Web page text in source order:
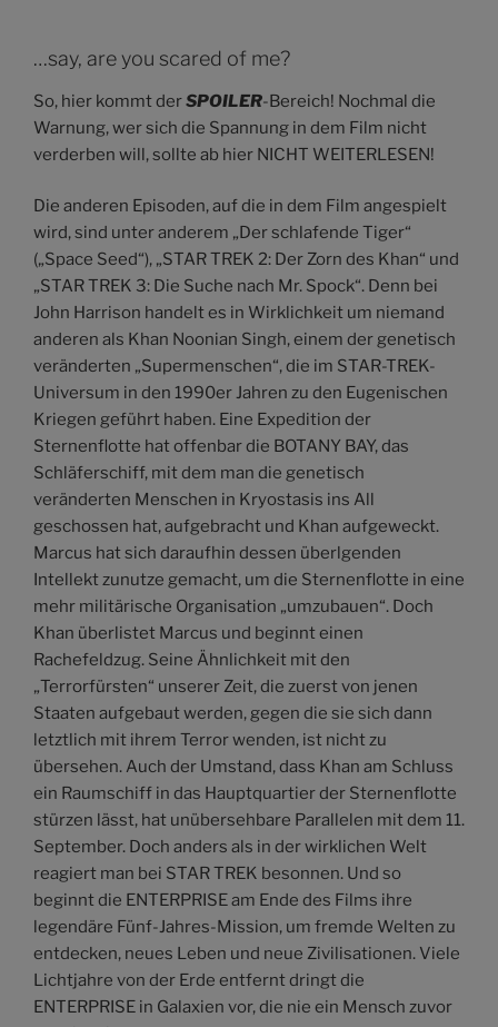
…say, are you scared of me?
So, hier kommt derSPOILER-Bereich! Nochmal die
Warnung, wer sich die Spannung in dem Film nicht
verderben will, sollte ab hier NICHT WEITERLESEN!
Die anderen Episoden, auf die in dem Film angespielt
wird, sind unter anderem „Der schlafende Tiger“
(„Space Seed“), „STAR TREK 2: Der Zorn des Khan“ und
„STAR TREK 3: Die Suche nach Mr. Spock“. Denn bei
John Harrison handelt es in Wirklichkeit um niemand
anderen als Khan Noonian Singh, einem der genetisch
veränderten „Supermenschen“, die im STAR-TREK-
Universum in den 1990er Jahren zu den Eugenischen
Kriegen geführt haben. Eine Expedition der
Sternenflotte hat offenbar die BOTANY BAY, das
Schläferschiff, mit dem man die genetisch
veränderten Menschen in Kryostasis ins All
geschossen hat, aufgebracht und Khan aufgeweckt.
Marcus hat sich daraufhin dessen überlgenden
Intellekt zunutze gemacht, um die Sternenflotte in eine
mehr militärische Organisation „umzubauen“. Doch
Khan überlistet Marcus und beginnt einen
Rachefeldzug. Seine Ähnlichkeit mit den
„Terrorfürsten“ unserer Zeit, die zuerst von jenen
Staaten aufgebaut werden, gegen die sie sich dann
letztlich mit ihrem Terror wenden, ist nicht zu
übersehen. Auch der Umstand, dass Khan am Schluss
ein Raumschiff in das Hauptquartier der Sternenflotte
stürzen lässt, hat unübersehbare Parallelen mit dem 11.
September. Doch anders als in der wirklichen Welt
reagiert man bei STAR TREK besonnen. Und so
beginnt die ENTERPRISE am Ende des Films ihre
legendäre Fünf-Jahres-Mission, um fremde Welten zu
entdecken, neues Leben und neue Zivilisationen. Viele
Lichtjahre von der Erde entfernt dringt die
ENTERPRISE in Galaxien vor, die nie ein Mensch zuvor